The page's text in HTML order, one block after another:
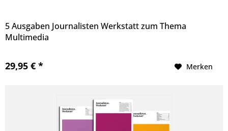
5 Ausgaben Journalisten Werkstatt zum Thema
Multimedia
29,95 € * Merken